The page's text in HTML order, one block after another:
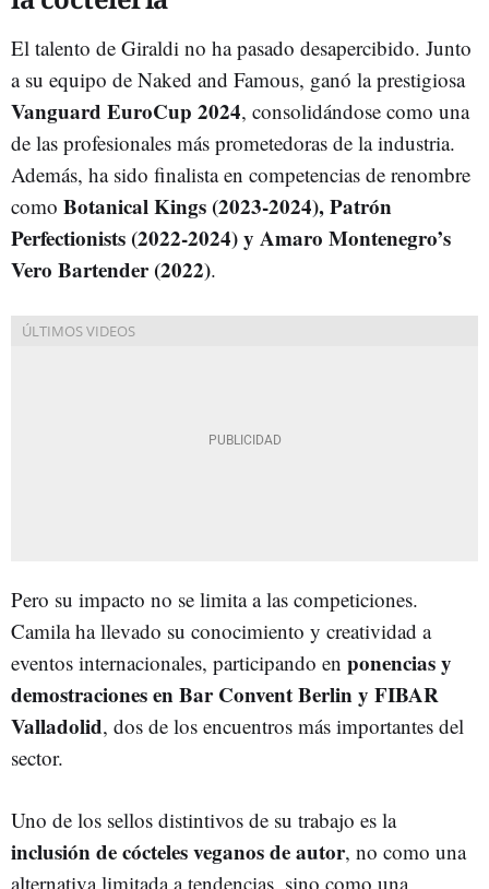
El talento de Giraldi no ha pasado desapercibido. Junto
a su equipo de Naked and Famous, ganó la prestigiosa
Vanguard EuroCup 2024, consolidándose como una
de las profesionales más prometedoras de la industria.
Además, ha sido finalista en competencias de renombre
como Botanical Kings (2023-2024), Patrón
Perfectionists (2022-2024) y Amaro Montenegro’s
Vero Bartender (2022).
Pero su impacto no se limita a las competiciones.
Camila ha llevado su conocimiento y creatividad a
eventos internacionales, participando en ponencias y
demostraciones en Bar Convent Berlin y FIBAR
Valladolid, dos de los encuentros más importantes del
sector.
Uno de los sellos distintivos de su trabajo es la
inclusión de cócteles veganos de autor, no como una
alternativa limitada a tendencias, sino como una